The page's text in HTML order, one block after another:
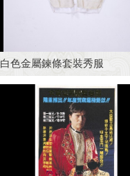
白色金屬鍊條套裝秀服